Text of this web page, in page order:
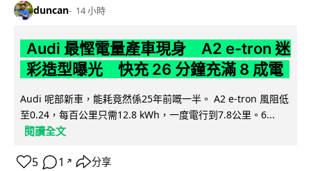
duncan 14 小時
Audi 最慳電量產車現身 A2 e-tron 迷
彩造型曝光 快充 26 分鐘充滿 8 成電
Audi 呢部新車，能耗竟然係25年前嘅一半。 A2 e-tron 風阻低
至0.24，每百公里只需12.8 kWh，一度電行到7.8公里。6...
閱讀全文
5 1 ↗ 分享